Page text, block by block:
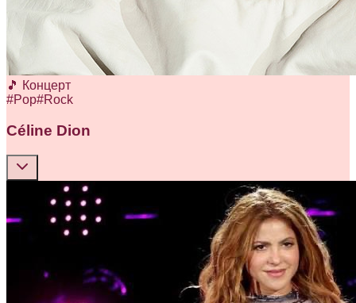
🎵 Концерт
#Pop#Rock
Céline Dion